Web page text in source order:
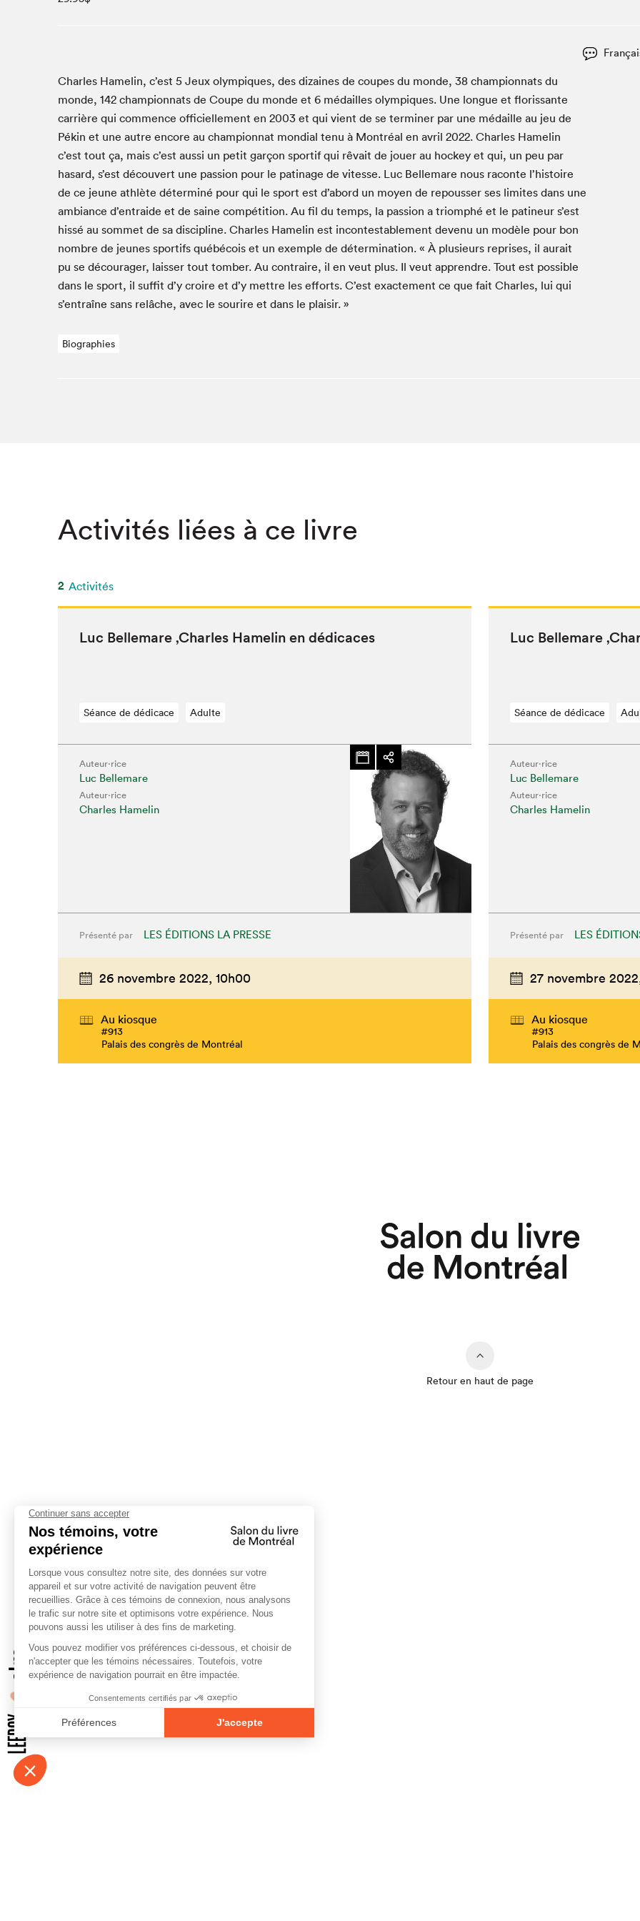
Espace Lis-moi MTL (12-18 ans)
La Maison des libraires
Le grand jeu de lecture à voix haute du Salon
Liseur Public
Espace Montréal-Nord
Vitrine du Festival littéraire international Metropolis
bleu
Tapis rouge des écrivain·e·s
La lecture en cadeau
Zone Manga
L'Aparté
La Grande tournée de Bologne (Coin de survie des
illustrateur·rice·s)
SLM PRO
Espace jeunesse Desjardins
Archives
SLM 2020
Charles Hamelin, c’est 5Jeux olympiques, des dizaines de coupes du monde, 38cham­pi­onnats du
monde, 142cham­pi­onnats de Coupe du monde et 6médailles olympiques. Une longue et floris­sante
car­rière qui com­mence offi­cielle­ment en 2003et qui vient de se ter­min­er par une médaille au jeu de
Pékin et une autre encore au cham­pi­onnat mon­di­al tenu à Mon­tréal en avril 2022. Charles Hamelin
c’est tout ça, mais c’est aus­si un petit garçon sportif qui rêvait de jouer au hock­ey et qui, un peu par
hasard, s’est décou­vert une pas­sion pour le pati­nage de vitesse. Luc Belle­mare nous racon­te l’histoire
de ce jeune ath­lète déter­miné pour qui le sport est d’abord un moyen de repouss­er ses lim­ites dans une
ambiance d’entraide et de saine com­péti­tion. Au fil du temps, la pas­sion a tri­om­phé et le patineur s’est
hissé au som­met de sa dis­ci­pline. Charles Hamelin est incon­testable­ment devenu un mod­èle pour bon
nom­bre de jeunes sportifs québé­cois et un exem­ple de déter­mi­na­tion. « À plusieurs repris­es, il aurait
pu se décourager, laiss­er tout tomber. Au con­traire, il en veut plus. Il veut appren­dre. Tout est pos­si­ble
dans le sport, il suf­fit d’y croire et d’y met­tre les efforts. C’est exacte­ment ce que fait Charles, lui qui
s’entraîne sans relâche, avec le sourire et dans le plaisir. »
Biographies
Activités liées à ce livre
2 Activités
Luc Belle­mare ‚Charles Hamelin en dédicaces
Séance de dédicace Adulte
Auteur·rice
Luc Bellemare
Auteur·rice
Charles Hamelin
Présenté par LES ÉDITIONS LA PRESSE
26 novembre 2022, 10h00
Au kiosque
#913
Palais des congrès de Montréal
Luc Belle­mare ‚
Séance de dédicace
Auteur·rice
Luc Bellemare
Auteur·rice
Charles Hamelin
Présenté par LES
27 novembre
Au kiosque
#913
Palais des congrès de
Retour en haut de page